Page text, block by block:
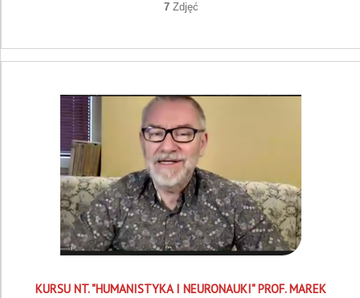
7Zdjęć
KURSU NT. "HUMANISTYKA I NEURONAUKI" PROF. MAREK